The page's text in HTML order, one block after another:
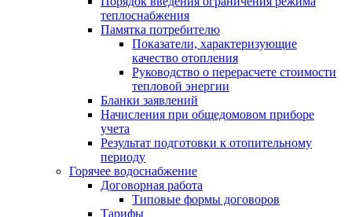
теплоснабжения
Памятка потребителю
Показатели, характеризующие
качество отопления
Руководство о перерасчете стоимости
тепловой энергии
Бланки заявлений
Начисления при общедомовом приборе
учета
Результат подготовки к отопительному
периоду
Горячее водоснабжение
Договорная работа
Типовые формы договоров
Тарифы